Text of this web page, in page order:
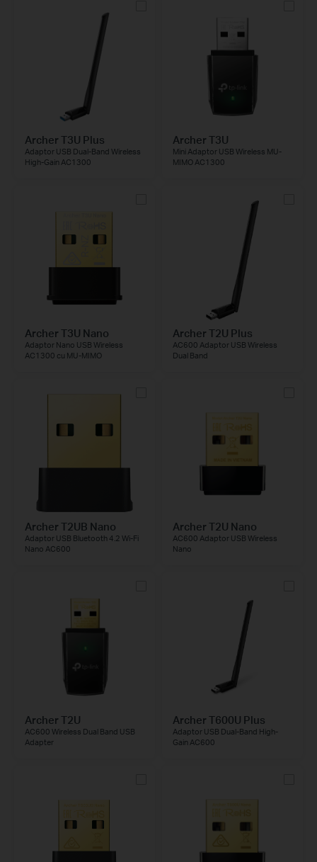
Archer T3U Plus
Adaptor USB Dual-Band Wireless
High-Gain AC1300
Archer T3U
Mini Adaptor USB Wireless MU-
MIMO AC1300
Archer T3U Nano
Adaptor Nano USB Wireless
AC1300 cu MU-MIMO
Archer T2U Plus
AC600 Adaptor USB Wireless
Dual Band
Archer T2UB Nano
Adaptor USB Bluetooth 4.2 Wi-Fi
Nano AC600
Archer T2U Nano
AC600 Adaptor USB Wireless
Nano
Archer T2U
AC600 Wireless Dual Band USB
Adapter
Archer T600U Plus
Adaptor USB Dual-Band High-
Gain AC600